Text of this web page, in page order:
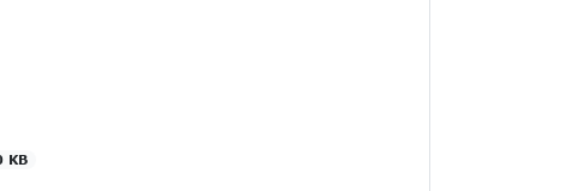
KB